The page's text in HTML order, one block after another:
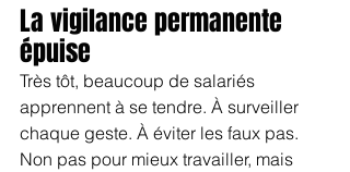
La vigilance permanente
épuise
Très tôt, beaucoup de salariés
apprennent à se tendre. À surveiller
chaque geste. À éviter les faux pas.
Non pas pour mieux travailler, mais